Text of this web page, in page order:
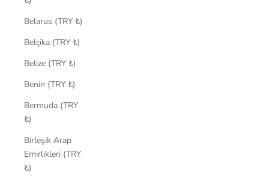
Belarus (TRY ₺)
Belçika (TRY ₺)
Belize (TRY ₺)
Benin (TRY ₺)
Bermuda (TRY
₺)
Birleşik Arap
Emirlikleri (TRY
₺)